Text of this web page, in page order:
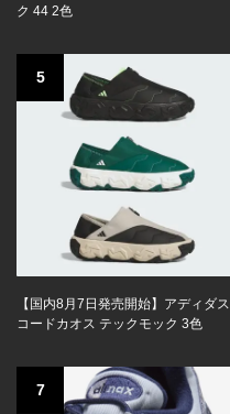
ク 44 2色
5
【国内8月7日発売開始】アディダス
コードカオス テックモック 3色
7